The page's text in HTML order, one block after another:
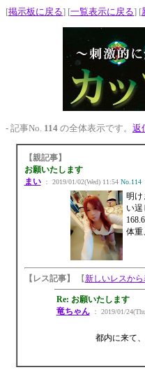
[掲示板に戻る] [一覧表示に戻る] [
- 記事No. 114 の全体表示です。 返
【親記事】
お願いたします
まい： 2019/01/02(Wed) 11:54 No.114
明け
い
体重
【レス記事】 【新しいレスか
Re: お願いたします
竜ちゃん： 2019/01/
都内に来て